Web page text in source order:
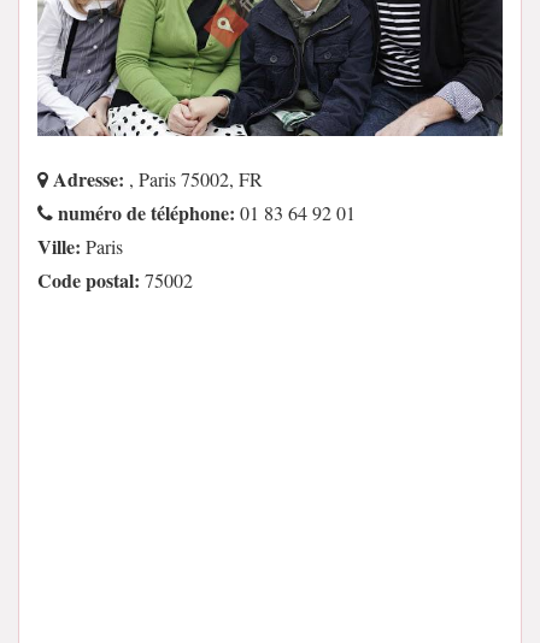
Adresse: , Paris 75002, FR
numéro de téléphone: 01 83 64 92 01
Ville: Paris
Code postal: 75002